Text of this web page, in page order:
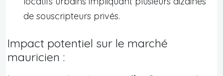
de souscripteurs privés.
Impact potentiel sur le marché
mauricien :